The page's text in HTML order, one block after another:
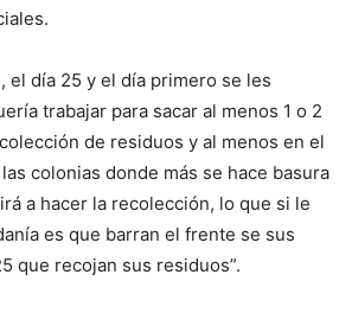
el día 25 y el día primero se les
trabajar para sacar al menos 1 o 2
de residuos y al menos en el
colonias donde más se hace basura
a hacer la recolección, lo que si le
es que barran el frente se sus
que recojan sus residuos”.